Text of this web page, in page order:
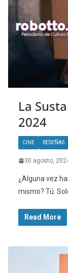
La
2024
CINE RESEÑAS
30 agosto,
¿Alguna vez
mismo? Tú.
Read More